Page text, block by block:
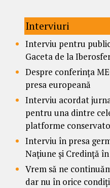
Interviuri
Interviu pentru
Gaceta de la
Despre conferința
presa europeană
Interviu acordat
pentru una dintre
platforme
Interviu în presa
Națiune și Credință
Vrem să ne
dar nu în orice